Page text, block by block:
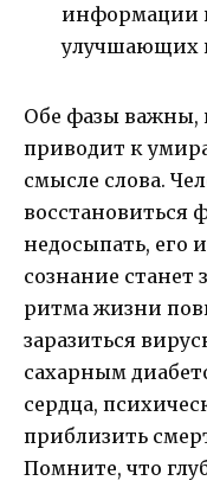
информации
улучшающих
Обе фазы важны,
приводит к
смысле слова.
восстановиться
недосыпать, его
сознание станет
ритма жизни
заразиться
сахарным
сердца,
приблизить
Помните, что